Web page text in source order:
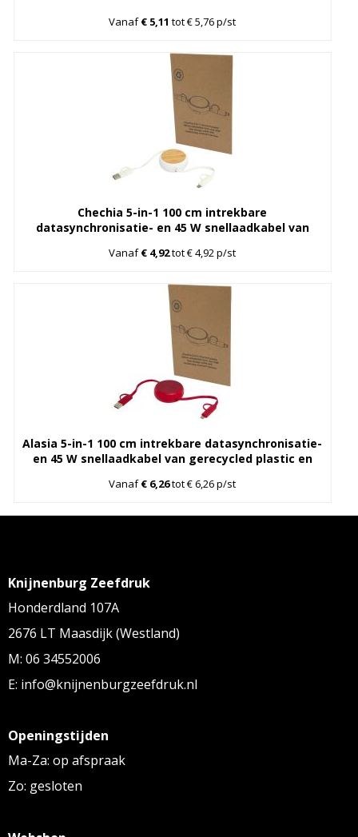
Vanaf€ 5,11 tot € 5,76 p/st
Chechia 5-in-1 100 cm intrekbare
datasynchronisatie- en 45 W snellaadkabel van
Vanaf€ 4,92tot € 4,92 p/st
Alasia 5-in-1 100 cm intrekbare datasynchronisatie-
en 45 W snellaadkabel van gerecycled plastic en
Vanaf€ 6,26tot € 6,26 p/st
Knijnenburg Zeefdruk
Honderdland 107A
2676 LT Maasdijk (Westland)
M: 06 34552006
E: info@knijnenburgzeefdruk.nl
Openingstijden
Ma-Za: op afspraak
Zo: gesloten